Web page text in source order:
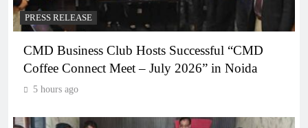
PRESS RELEASE
CMD Business Club Hosts Successful “CMD
Coffee Connect Meet – July 2026” in Noida
5 hours ago